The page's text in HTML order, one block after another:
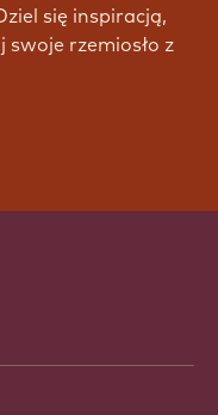
się inspiracją,
rzemiosło z